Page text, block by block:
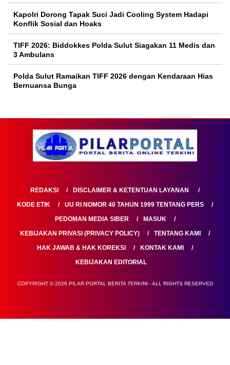
Kapolri Dorong Tapak Suci Jadi Cooling System Hadapi
Konflik Sosial dan Hoaks
TIFF 2026: Biddokkes Polda Sulut Siagakan 11 Medis dan
3 Ambulans
Polda Sulut Ramaikan TIFF 2026 dengan Kendaraan Hias
Bernuansa Bunga
REDAKSI
DISCLAIMER & KETENTUAN LAYANAN
KODE ETIK
UU RI NOMOR 40 TAHUN 1999 TENTANG PERS
PEDOMAN MEDIA SIBER
MASUK
KEBIJAKAN PRIVASI (PRIVACY POLICY)
TENTANG KAMI
HAK JAWAB & HAK KOREKSI
KONTAK KAMI
KEBIJAKAN EDITORIAL
COPYRIGHT © 2026 PILAR PORTAL BERITA TERKINI - ALL RIGHTS RESERVED